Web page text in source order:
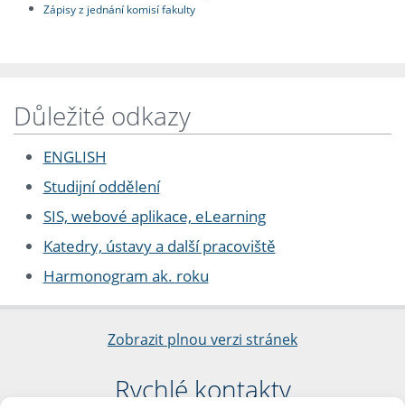
Zápisy z jednání komisí fakulty
Důležité odkazy
ENGLISH
Studijní oddělení
SIS, webové aplikace, eLearning
Katedry, ústavy a další pracoviště
Harmonogram ak. roku
Zobrazit plnou verzi stránek
Rychlé kontakty